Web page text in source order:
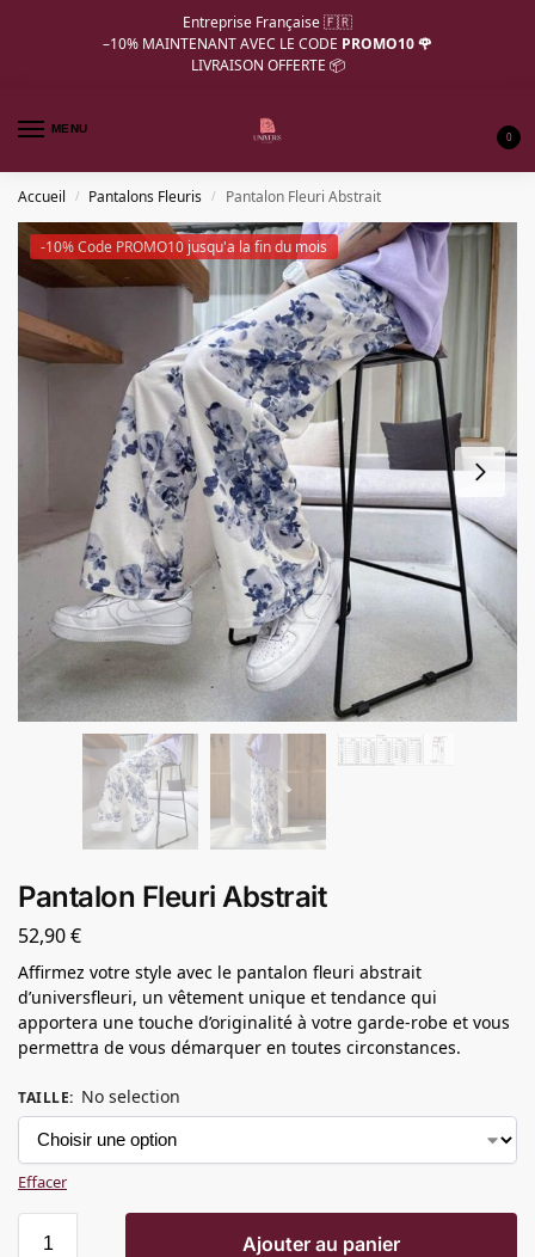
Entreprise Française 🇫🇷
–10% MAINTENANT AVEC LE CODE PROMO10 🌹
LIVRAISON OFFERTE 📦
MENU
0
Accueil / Pantalons Fleuris / Pantalon Fleuri Abstrait
-10% Code PROMO10 jusqu'a la fin du mois
Pantalon Fleuri Abstrait
52,90€
Affirmez votre style avec le pantalon fleuri abstrait
d’universfleuri, un vêtement unique et tendance qui
apportera une touche d’originalité à votre garde-robe et vous
permettra de vous démarquer en toutes circonstances.
TAILLE: No selection
Effacer
Ajouter au panier